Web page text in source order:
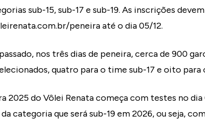
sub-15, sub-17 e sub-19. As inscrições
peneira até o dia 05/12.
nos três dias de peneira, cerca de 900
quatro para o time sub-17 e oito para
2025 do Vôlei Renata começa com testes no
categoria que será sub-19 em 2026, ou seja,